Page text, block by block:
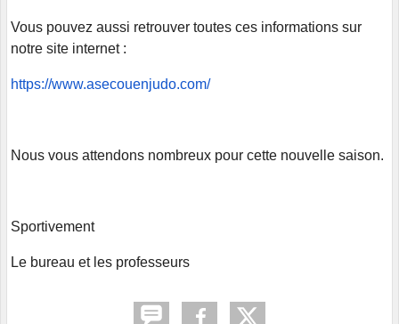
Vous pouvez aussi retrouver toutes ces informations sur
notre site internet :
https://www.asecouenjudo.com/
Nous vous attendons nombreux pour cette nouvelle saison.
Sportivement
Le bureau et les professeurs